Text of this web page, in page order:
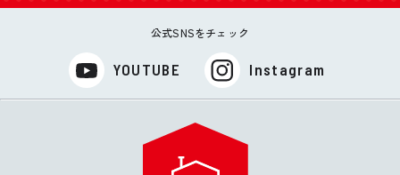
公式SNSをチェック
YOUTUBE Instagram